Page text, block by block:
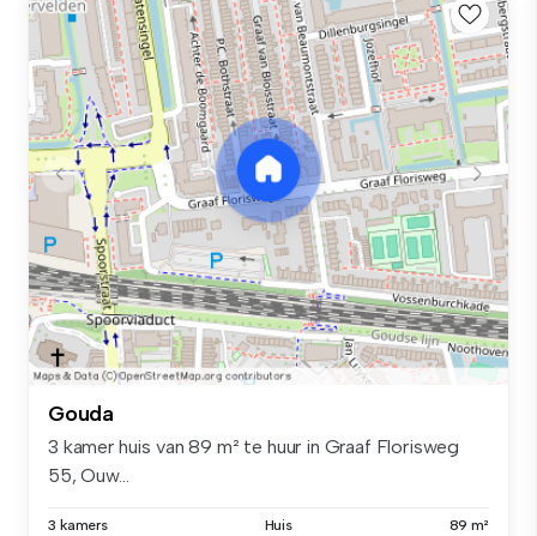
Gouda
3 kamer huis van 89 m² te huur in Graaf Florisweg
55, Ouw...
3 kamers Huis 89 m²